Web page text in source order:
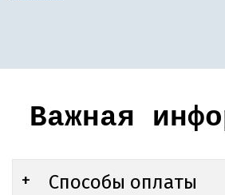
Важная
Способы оплаты